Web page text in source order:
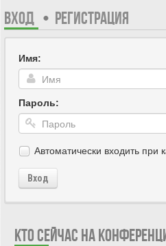
ВХОД • РЕГИСТРАЦИЯ
Имя:
Пароль:
Автоматически входить
Вход
КТО СЕЙЧАС НА